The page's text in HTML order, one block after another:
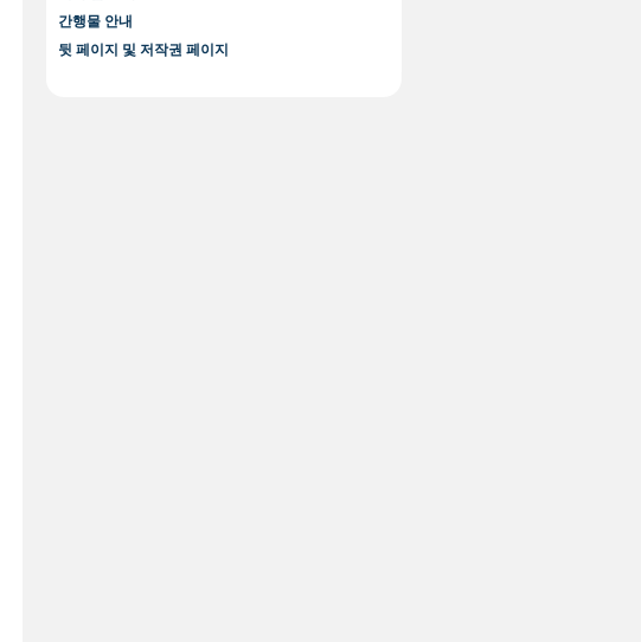
간행물 안내
뒷 페이지 및 저작권 페이지